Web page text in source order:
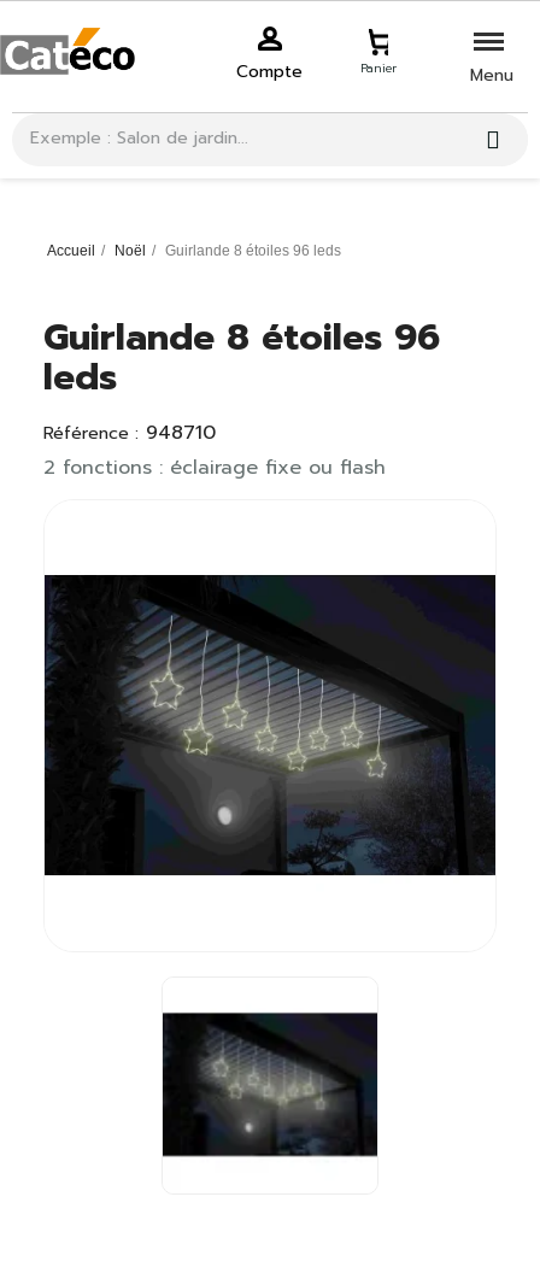
Compte Panier Menu
Accueil Noël Guirlande 8 étoiles 96 leds
Guirlande 8 étoiles 96
leds
Référence : 948710
2 fonctions : éclairage fixe ou flash